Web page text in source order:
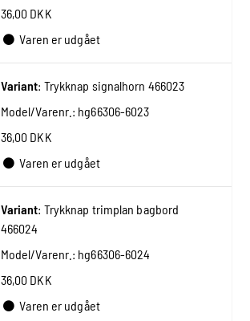
36,00 DKK
Varen er udgået
Variant: Trykknap signalhorn 466023
Model/Varenr.: hg66306-6023
36,00 DKK
Varen er udgået
Variant: Trykknap trimplan bagbord
466024
Model/Varenr.: hg66306-6024
36,00 DKK
Varen er udgået